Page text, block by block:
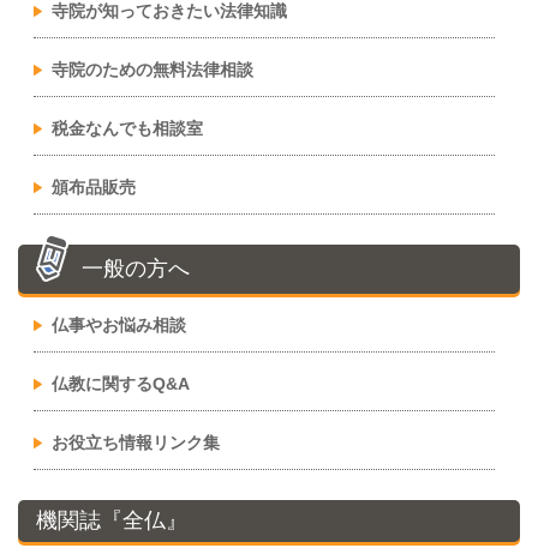
寺院が知っておきたい法律知識
寺院のための無料法律相談
税金なんでも相談室
頒布品販売
一般の方へ
仏事やお悩み相談
仏教に関するQ&A
お役立ち情報リンク集
機関誌『全仏』